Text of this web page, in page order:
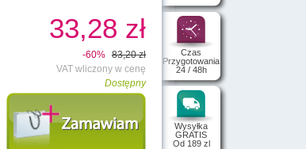
Czas
Przygotowania
24 / 48h
Wysyłka
GRATIS
Od 189 zl
33,28 zł
-60% 83,20 zł
VAT wliczony w cenę
Dostępny